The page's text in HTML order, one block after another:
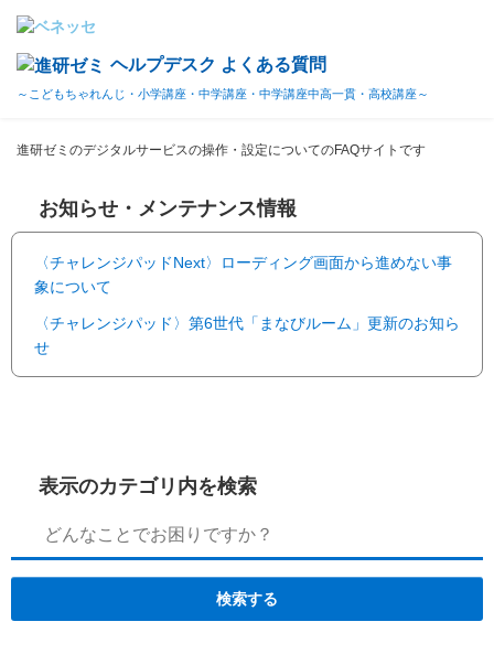
ヘルプデスク よくある質問
～こどもちゃれんじ・小学講座・中学講座・中学講座中高一貫・高校講座～
進研ゼミのデジタルサービスの操作・設定についてのFAQサイトです
お知らせ・メンテナンス情報
〈チャレンジパッドNext〉ローディング画面から進めない事
象について
〈チャレンジパッド〉第6世代「まなびルーム」更新のお知ら
せ
表示のカテゴリ内を検索
検索する